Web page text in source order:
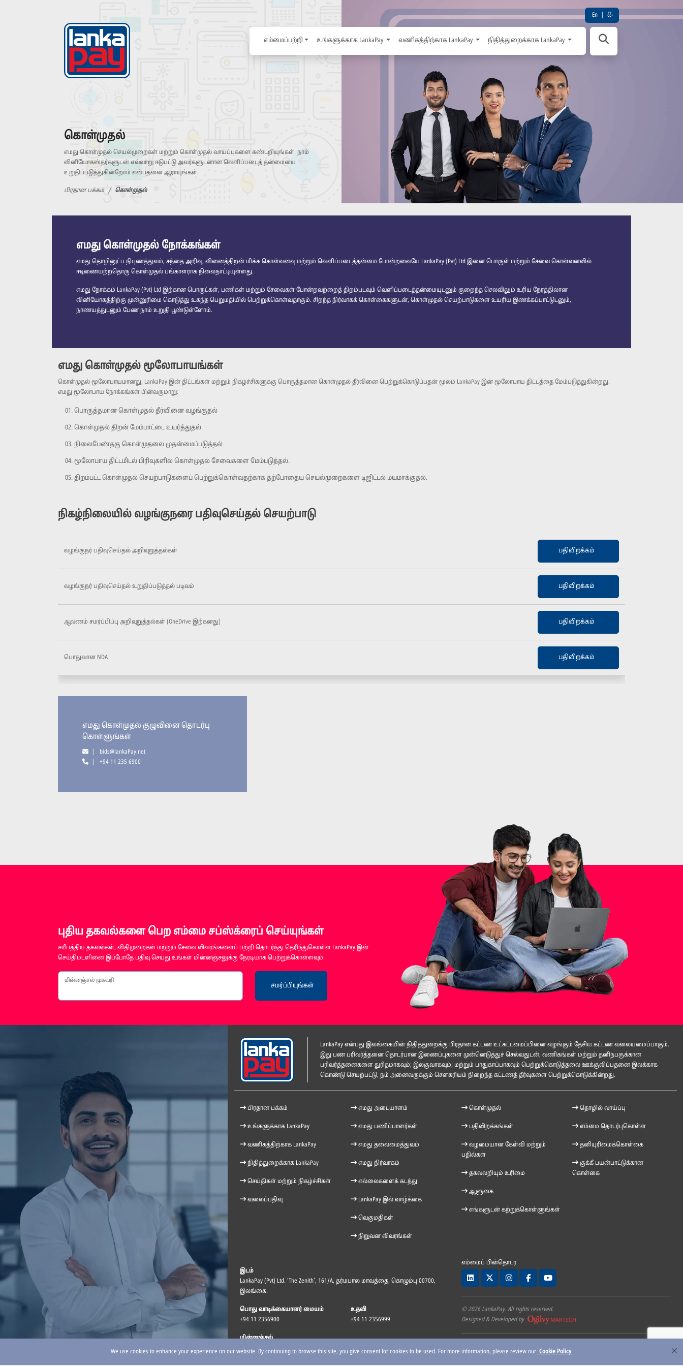
We use cookies to enhance your experience on our website. By continuing to browse this site, you give consent for cookies to be used. For more information, please review our Cookie Policy
En සිං
எம்மைப்பற்றி உங்களுக்காக LankaPay வணிகத்திற்காக LankaPay நிதித்துறைக்காக LankaPay
கொள்முதல்
எமது கொள்முதல் செயல்முறைகள் மற்றும் கொள்முதல் வாய்ப்புகளை கண்டறியுங்கள். நாம்
வினியோகஸ்தர்களுடன் எவ்வாறு ஈடுபட்டு அவர்களுடனான வெளிப்படைத் தன்மையை
உறுதிப்படுத்துகின்றோம் என்பதனை ஆராயுங்கள்.
பிரதான பக்கம் கொள்முதல்
எமது கொள்முதல் நோக்கங்கள்
எமது தொழினுட்ப நிபுணத்துவம், சந்தை அறிவு, வினைத்திறன் மிக்க கொள்வனவு மற்றும் வெளிப்படைத்தன்மை போன்றவையே LankaPay (Pvt) Ltd இனை பொருள் மற்றும் சேவை கொள்வனவில்
ஈடிணையற்றதொரு கொள்முதல் பங்காளராக நிலைநாட்டியுள்ளது.
எமது நோக்கம் LankaPay (Pvt) Ltd இற்கான பொருட்கள், பணிகள் மற்றும் சேவைகள் போன்றவற்றைத் திறம்படவும் வெளிப்படைத்தன்மையுடனும் குறைந்த செலவிலும் உரிய நேரத்திலான
வினியோகத்திற்கு முன்னுரிமை கொடுத்து உகந்த பெறுமதியில் பெற்றுக்கொள்வதாகும். சிறந்த நிர்வாகக் கொள்கைகளுடன், கொள்முதல் செயற்பாடுகளை உயரிய இணக்கப்பாட்டுடனும்,
நாணயத்துடனும் பேண நாம் உறுதி பூண்டுள்ளோம்.
எமது கொள்முதல் மூலோபாயங்கள்
கொள்முதல் மூலோபாயமானது, LankaPay இன் திட்டங்கள் மற்றும் நிகழ்ச்சிகளுக்கு பொருத்தமான கொள்முதல் தீர்வினை பெற்றுக்கொடுப்பதன் மூலம் LankaPay இன் மூலோபாய திட்டத்தை மேம்படுத்துகின்றது.
எமது மூலோபாய நோக்கங்கள் பின்வருமாறு:
பொருத்தமான கொள்முதல் தீர்வினை வழங்குதல்
கொள்முதல் திறன் மேம்பாட்டை உயர்த்துதல்
நிலைபேண்தகு கொள்முதலை முதன்மைப்படுத்தல்
மூலோபாய திட்டமிடல் பிரிவுகளில் கொள்முதல் சேவைகளை மேம்படுத்தல்.
திறம்பட்ட கொள்முதல் செயற்பாடுகளைப் பெற்றுக்கொள்வதற்காக தற்போதைய செயல்முறைகளை டிஜிட்டல் மயமாக்குதல்.
நிகழ்நிலையில் வழங்குநரை பதிவுசெய்தல் செயற்பாடு
வழங்குநர் பதிவுசெய்தல் அறிவுறுத்தல்கள் பதிவிறக்கம்
வழங்குநர் பதிவுசெய்தல் உறுதிப்படுத்தல் படிவம் பதிவிறக்கம்
ஆவணம் சமர்ப்பிப்பு அறிவுறுத்தல்கள் (OneDrive இற்கனது) பதிவிறக்கம்
பொதுவான NDA பதிவிறக்கம்
எமது கொள்முதல் குழுவினை தொடர்பு
கொள்ளுங்கள்
| bids@lankaPay.net
| +94 11 235 6900
புதிய தகவல்களை பெற எம்மை சப்ஸ்க்ரைப் செய்யுங்கள்
சமீபத்திய தகவல்கள், விதிமுறைகள் மற்றும் சேவை விவரங்களைப் பற்றி தொடர்ந்து தெரிந்துகொள்ள LankaPay இன்
செய்திமடளினை இப்போதே பதிவு செய்து உங்கள் மின்னஞ்சலுக்கு நேரடியாக பெற்றுக்கொள்ளவும்.
மின்னஞ்சல் முகவரி
சமர்ப்பியுங்கள்
LankaPay என்பது இலங்கையின் நிதித்துறைக்கு பிரதான கட்டண உட்கட்டமைப்பினை வழங்கும் தேசிய கட்டண வலையமைப்பாகும்.
இது பண பரிவர்த்தனை தொடர்பான இணைப்புகளை முன்னெடுத்துச் செல்வதுடன், வணிகங்கள் மற்றும் தனிநபருக்கான
பரிவர்த்தனைகளை துரிதமாகவும்; இலகுவாகவும்; மற்றும் பாதுகாப்பாகவும் பெற்றுக்கொடுத்தலை ஊக்குவிப்பதனை இலக்காக
கொண்டு செயற்பட்டு, நம் அனைவருக்கும் சௌகரியம் நிறைந்த கட்டணத் தீர்வுகளை பெற்றுக்கொடுக்கின்றது.
பிரதான பக்கம்
உங்களுக்காக LankaPay
வணிகத்திற்காக LankaPay
நிதித்துறைக்காக LankaPay
செய்திகள் மற்றும் நிகழ்ச்சிகள்
வலைப்பதிவு
எமது அடையாளம்
எமது பணிப்பாளர்கள்
எமது தலைமைத்துவம்
எமது நிர்வாகம்
எல்லைகளைக் கடந்து
LankaPay இல் வாழ்க்கை
வெகுமதிகள்
நிறுவன விவரங்கள்
கொள்முதல்
பதிவிறக்கங்கள்
வழமையான கேள்வி மற்றும்
பதில்கள்
தகவலறியும் உரிமை
ஆளுகை
எங்களுடன் கற்றுக்கொள்ளுங்கள்
தொழில் வாய்ப்பு
எம்மை தொடர்புகொள்ள
தனியுரிமைக்கொள்கை
குக்கீ பயன்பாட்டுக்கான
கொள்கை
இடம்
LankaPay (Pvt) Ltd. ‘The Zenith’, 161/A, தர்மபால மாவத்தை, கொழும்பு 00700,
இலங்கை.
பொது வாடிக்கையாளர் மையம்
+94 11 2356900
உதவி
+94 11 2356999
மின்னஞ்சல்
info@lankapay.net
எம்மைப் பின்தொடர
© 2026 LankaPay. All rights reserved.
Designed & Developed by